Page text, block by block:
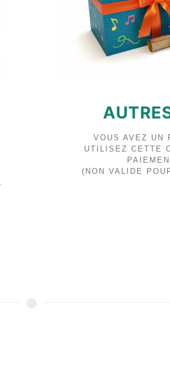
VOUS AVEZ UN
UTILISEZ CETTE
(NON VALIDE